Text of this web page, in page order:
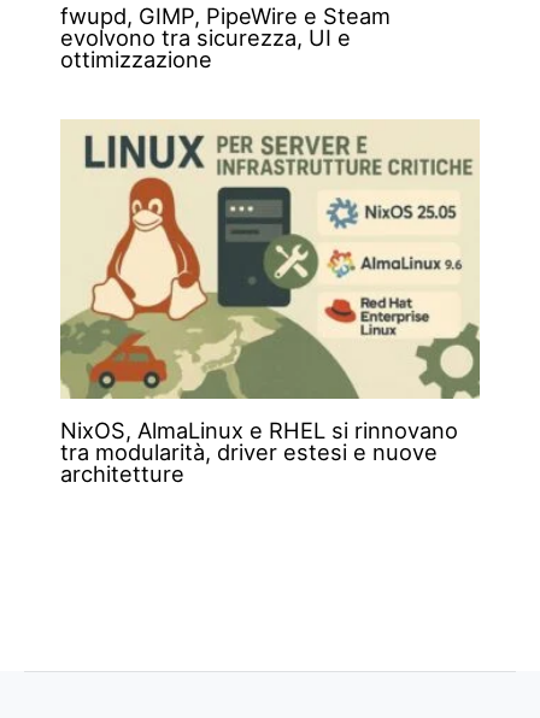
fwupd, GIMP, PipeWire e Steam
evolvono tra sicurezza, UI e
ottimizzazione
NixOS, AlmaLinux e RHEL si rinnovano
tra modularità, driver estesi e nuove
architetture